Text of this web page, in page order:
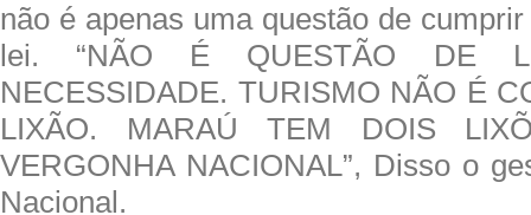
não é apenas uma questão de
lei. “NÃO É QUESTÃO DE
NECESSIDADE. TURISMO NÃO É
LIXÃO. MARAÚ TEM DOIS
VERGONHA NACIONAL”, Disso o
Nacional.